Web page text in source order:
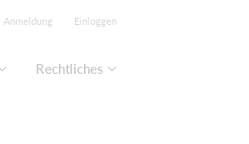
Anmeldung Einloggen
Rechtliches